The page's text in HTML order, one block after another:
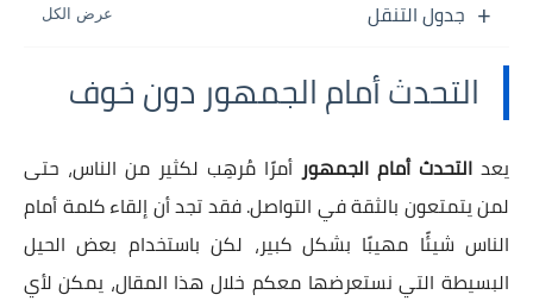
جدول التنقل
التحدث أمام الجمهور دون خوف
يعد التحدث أمام الجمهور أمرًا مُرهِب لكثير من الناس، حتى
لمن يتمتعون بالثقة في التواصل. فقد تجد أن إلقاء كلمة أمام
الناس شيئًا مهيبًا بشكل كبير، لكن باستخدام بعض الحيل
البسيطة التي نستعرضها معكم خلال هذا المقال، يمكن لأي